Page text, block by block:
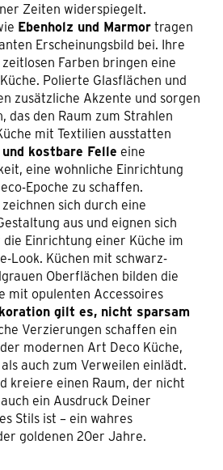
Zeiten widerspiegelt.
Ebenholz und Marmortragen
Erscheinungsbild bei. Ihre
Farben bringen eine
Polierte Glasflächen und
zusätzliche Akzente und sorgen
das den Raum zum Strahlen
mit Textilien ausstatten
kostbare Felle eine
eine wohnliche Einrichtung
Epoche zu schaffen.
zeichnen sich durch eine
aus und eignen sich
Einrichtung einer Küche im
Look. Küchen mit schwarz-
Oberflächen bilden die
mit opulenten Accessoires
gilt es, nicht sparsam
Verzierungen schaffen ein
modernen Art Deco Küche,
auch zum Verweilen einlädt.
kreiere einen Raum, der nicht
ein Ausdruck Deiner
Stils ist – ein wahres
goldenen 20er Jahre.